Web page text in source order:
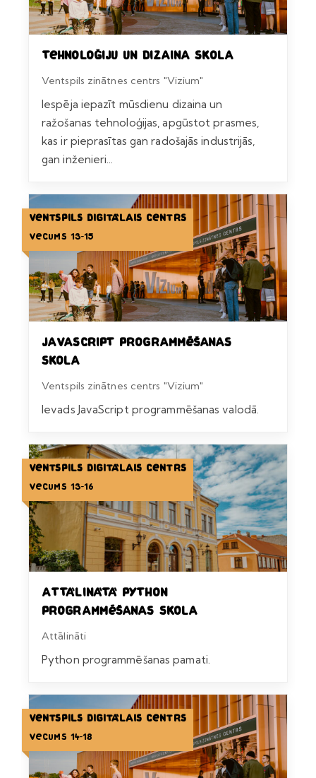
Tehnoloģiju un dizaina skola
Ventspils zinātnes centrs "Vizium"
Iespēja iepazīt mūsdienu dizaina un
ražošanas tehnoloģijas, apgūstot prasmes,
kas ir pieprasītas gan radošajās industrijās,
gan inženieri...
Ventspils Digitālais centrs
Vecums 13-15
Javascript programmēšanas
skola
Ventspils zinātnes centrs "Vizium"
Ievads JavaScript programmēšanas valodā.
Ventspils Digitālais centrs
Vecums 13-16
Attālinātā Python
programmēšanas skola
Attālināti
Python programmēšanas pamati.
Ventspils Digitālais centrs
Vecums 14-18